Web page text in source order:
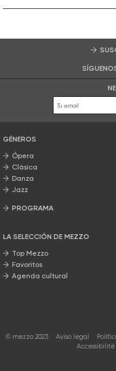
GÉNEROS
Ópera
Clásica
Danza
Jazz
PROGRAMA
LA SELECCIÓN DE MEZZO
Top Mezzo
Favoritos
Agenda cultural
© mezzo 2023 Aviso legal
Accessibilité